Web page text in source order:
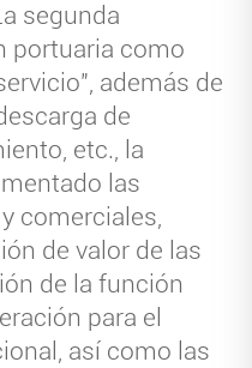
segunda
portuaria como
además de
de
etc., la
las
comerciales,
de valor de las
de la función
para el
así como las